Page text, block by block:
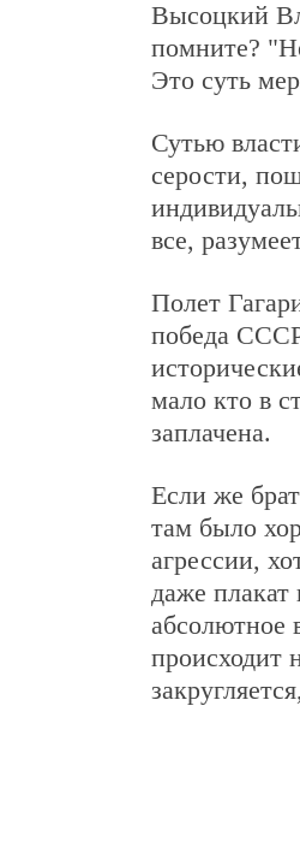
Высоцкий
помните?
Это суть
Сутью
серости,
все,
Полет
победа
мало кто в
заплачена.
Если же
там было
агрессии,
даже плакат
абсолютное
происходит